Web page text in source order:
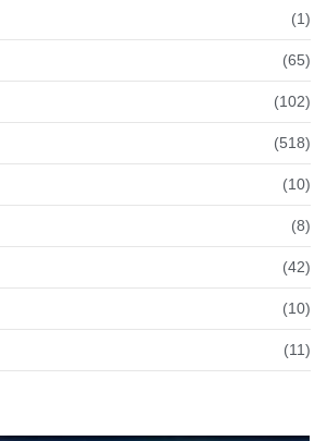
(1)
(65)
(102)
(518)
(10)
(8)
(42)
(10)
(11)